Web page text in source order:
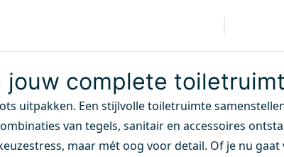
Wastafels
jouw complete
uitpakken. Een stijlvolle toiletruimte
van tegels, sanitair en accessoires
maar mét oog voor detail. Of je nu